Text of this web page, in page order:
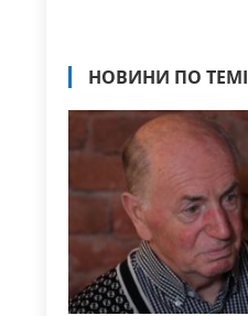
НОВИНИ ПО ТЕМІ